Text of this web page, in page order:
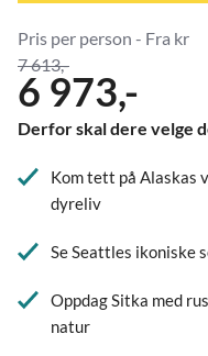
Pris per person - Fra kr
7 613,-
6 973,-
Derfor skal dere velge
Kom tett på Alaskas
dyreliv
Se Seattles ikoniske
Oppdag Sitka med
natur